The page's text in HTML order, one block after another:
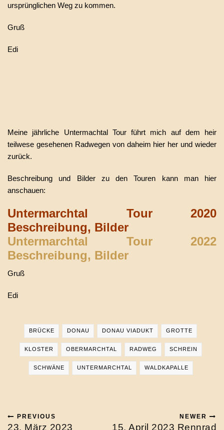
ursprünglichen Weg zu kommen.
Gruß
Edi
Meine jährliche Untermachtal Tour führt mich auf dem heir
teilwese gesehenen Radwegen von daheim hier her und wieder
zurück.
Beschreibung und Bilder zu den Touren kann man hier
anschauen:
Untermarchtal Tour 2020
Beschreibung, Bilder
Untermarchtal Tour 2022
Beschreibung, Bilder
Gruß
Edi
BRÜCKE DONAU DONAU VIADUKT GROTTE
KLOSTER OBERMARCHTAL RADWEG SCHREIN
SCHWÄNE UNTERMARCHTAL WALDKAPALLE
PREVIOUS
23. März 2023
NEWER
15. April 2023 Rennrad